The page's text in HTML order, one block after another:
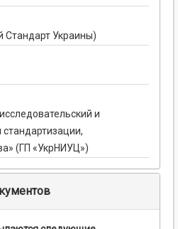
Стандарт Украины)
и
(ГП «УкрНИУЦ»)